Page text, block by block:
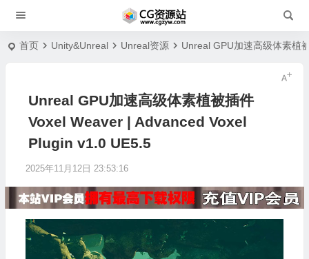
首页 Unity&Unreal Unreal资源 Unreal GPU加速高级体素植
Unreal GPU加速高级体素植被插件
Voxel Weaver | Advanced Voxel
Plugin v1.0 UE5.5
2025年11月12日 23:53:16